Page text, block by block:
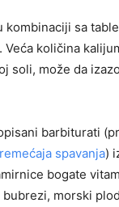
kombinaciji sa
količina
soli, može da
barbiturati
spavanja)
bogate
morski